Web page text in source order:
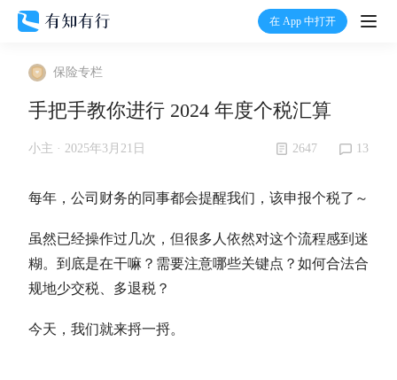
在 App 中打开
打
有行
温度计
保险专栏
手把手教你进行 2024 年度个税汇算
小主 · 2025年3月21日 2647 13
每年，公司财务的同事都会提醒我们，该申报个税了～
虽然已经操作过几次，但很多人依然对这个流程感到迷
糊。到底是在干嘛？需要注意哪些关键点？如何合法合
规地少交税、多退税？
今天，我们就来捋一捋。